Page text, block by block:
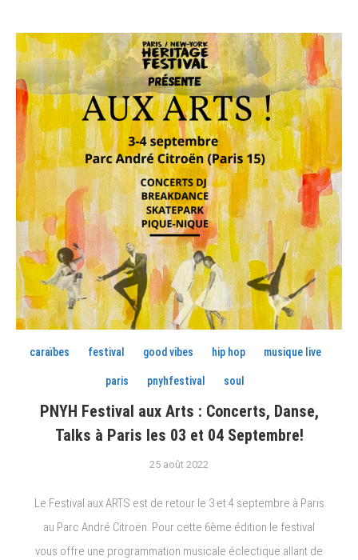
caraïbes festival good vibes hip hop musique live
paris pnyhfestival soul
PNYH Festival aux Arts : Concerts, Danse,
Talks à Paris les 03 et 04 Septembre!
25 août 2022
Le Festival aux ARTS est de retour le 3 et 4 septembre à Paris
au Parc André Citroën. Pour cette 6ème édition le festival
vous offre une programmation musicale éclectique allant de